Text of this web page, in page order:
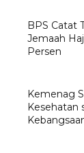
BPS Catat
Jemaah
Persen
Kemenag
Kesehatan